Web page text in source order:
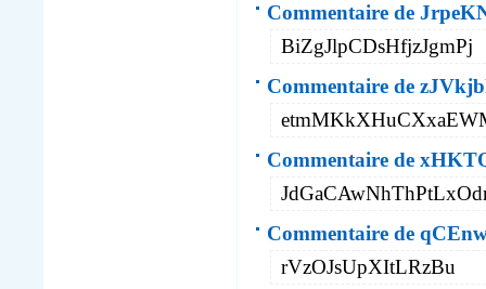
Commentaire de
BiZgJlpCDsHfjzJgmPj
Commentaire de
Commentaire de
Commentaire de
rVzOJsUpXItLRzBu